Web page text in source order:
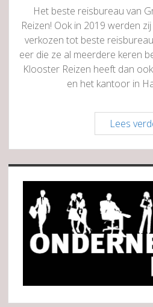
Het beste reisbureau van
Reizen! Ook in 2019 werden
verkozen tot beste
eer die ze al meerdere keren
Klooster Reizen heeft dan
en het kantoor in
Lees
Sidebar